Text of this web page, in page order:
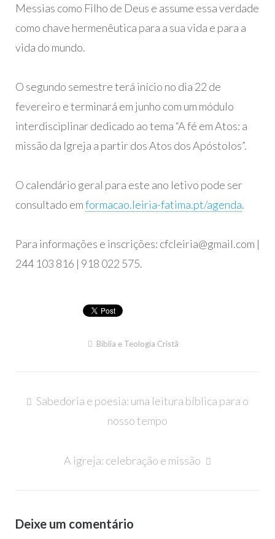
Messias como Filho de Deus e assume essa verdade
como chave hermenêutica para a sua vida e para a
vida do mundo.
O segundo semestre terá início no dia 22 de
fevereiro e terminará em junho com um módulo
interdisciplinar dedicado ao tema “A fé em Atos: a
missão da Igreja a partir dos Atos dos Apóstolos”.
O calendário geral para este ano letivo pode ser
consultado emformacao.leiria-fatima.pt/agenda.
Para informações e inscrições: cfcleiria@gmail.com |
244 103 816 | 918 022 575.
Bíblia e Teologia Cristã
Navegação
Sabedoria e poesia: uma leitura bíblica para o
nosso tempo
A igreja: celebração e missão
Deixe um comentário